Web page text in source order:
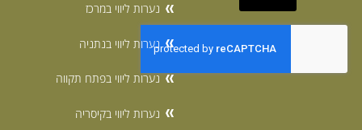
נערות ליווי במרכז
נערות ליווי בנתניה
נערות ליווי בפתח תקווה
נערות ליווי בקיסריה